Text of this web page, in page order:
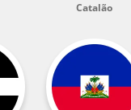
Catalão